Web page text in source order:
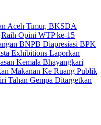
Aceh Timur, BKSDA
Raih Opini WTP ke-15
BNPB Diapresiasi BPK
Exhibitions Laporkan
Kemala Bhayangkari
Makanan Ke Ruang Publik
Tahan Gempa Ditargetkan